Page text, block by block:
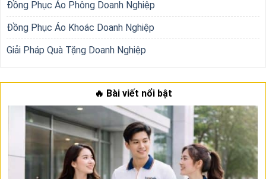
Đồng Phục Áo Phông Doanh Nghiệp
Đồng Phục Áo Khoác Doanh Nghiệp
Giải Pháp Quà Tặng Doanh Nghiệp
🔥 Bài viết nổi bật